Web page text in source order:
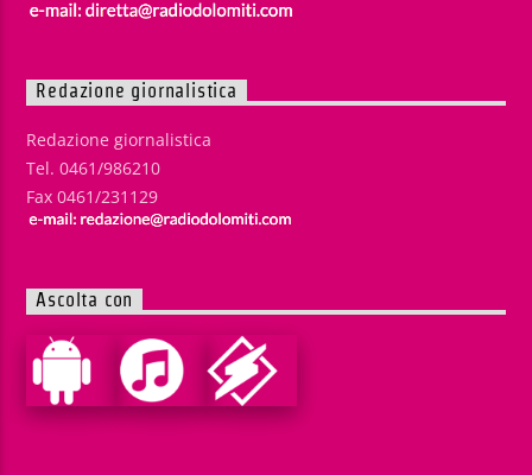
Redazione giornalistica
Redazione giornalistica
Tel. 0461/986210
Fax 0461/231129
Ascolta con